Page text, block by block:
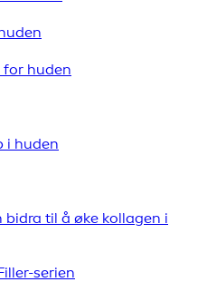
for huden
i huden
til å øke kollagen i
serien